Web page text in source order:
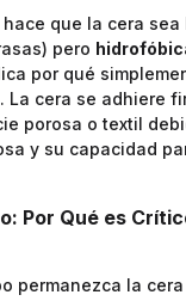
que la cera sea
pero
por qué
La cera se adhiere
porosa o textil
y su capacidad
Por Qué es
permanezca la